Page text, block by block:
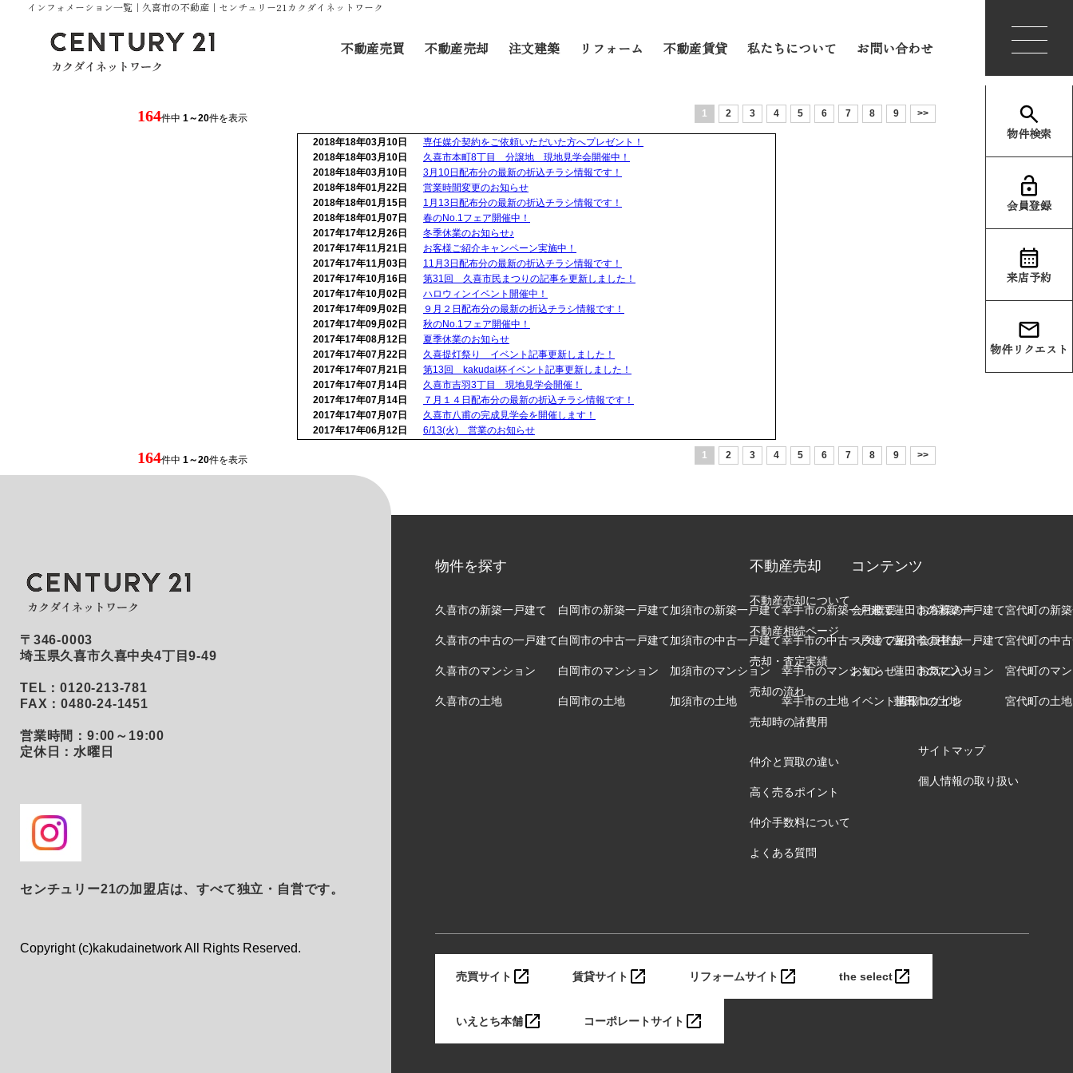
インフォメーション一覧｜久喜市の不動産｜センチュリー21カクダイネットワーク
不動産売買 不動産売却 注文建築 リフォーム 不動産賃貸 私たちについて お問い合わせ
会員登録 ログイン
久喜市の新築一戸建て
久喜市の中古一戸建て
久喜市のマンション
加須市の中古一戸建て
幸手市の新築一戸建て
幸手市の中古一戸建て
幸手市のマンション
蓮田市のマンション
売却の流れ
仲介手数料について
物件検索
会員登録
来店予約
物件リクエスト
164件中 1～20件を表示 1 2 3 4 5 6 7 8 9 >>
2018年18年03月10日
専任媒介契約をご依頼いただいた方へプレゼント！
2018年18年03月10日
久喜市本町8丁目 分譲地 現地見学会開催中！
2018年18年03月10日
3月10日配布分の最新の折込チラシ情報です！
2018年18年01月22日
営業時間変更のお知らせ
2018年18年01月15日
1月13日配布分の最新の折込チラシ情報です！
2018年18年01月07日
春のNo.1フェア開催中！
2017年17年12月26日
冬季休業のお知らせ♪
2017年17年11月21日
お客様ご紹介キャンペーン実施中！
2017年17年11月03日
11月3日配布分の最新の折込チラシ情報です！
2017年17年10月16日
第31回 久喜市民まつりの記事を更新しました！
2017年17年10月02日
ハロウィンイベント開催中！
2017年17年09月02日
９月２日配布分の最新の折込チラシ情報です！
2017年17年09月02日
秋のNo.1フェア開催中！
2017年17年08月12日
夏季休業のお知らせ
2017年17年07月22日
久喜提灯祭り イベント記事更新しました！
2017年17年07月21日
第13回 kakudai杯イベント記事更新しました！
2017年17年07月14日
久喜市吉羽3丁目 現地見学会開催！
2017年17年07月14日
７月１４日配布分の最新の折込チラシ情報です！
2017年17年07月07日
久喜市八甫の完成見学会を開催します！
2017年17年06月12日
6/13(火) 営業のお知らせ
164件中 1～20件を表示 1 2 3 4 5 6 7 8 9 >>
〒346-0003
埼玉県久喜市久喜中央4丁目9-49
TEL：0120-213-781
FAX：0480-24-1451
営業時間：9:00～19:00
定休日：水曜日
センチュリー21の加盟店は、すべて独立・自営です。
Copyright (c)kakudainetwork All Rights Reserved.
物件を探す
久喜市の新築一戸建て
久喜市の中古の一戸建て
久喜市のマンション
久喜市の土地
白岡市の新築一戸建て
白岡市の中古一戸建て
白岡市のマンション
白岡市の土地
加須市の新築一戸建て
加須市の中古一戸建て
加須市のマンション
加須市の土地
幸手市の新築一戸建て
幸手市の中古一戸建て
幸手市のマンション
幸手市の土地
蓮田市の新築一戸建て
蓮田市の中古一戸建て
蓮田市のマンション
蓮田市の土地
宮代町の新
宮代町の中
宮代町のマ
宮代町の土地
不動産売却
不動産売却について
不動産相続ページ
売却・査定実績
売却の流れ
売却時の諸費用
仲介と買取の違い
高く売るポイント
仲介手数料について
よくある質問
コンテンツ
会社概要
スタッフ紹介
お知らせ
イベント情報
お客様の声
会員登録
お気に入り
ログイン
サイトマップ
個人情報の取り扱い
売買サイト 賃貸サイト リフォームサイト the select
いえとち本舗 コーポレートサイト